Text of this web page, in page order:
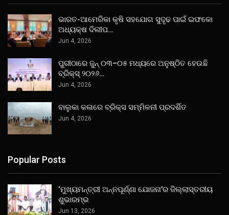
ଭାରତ-ଆମେରିକା କୃଷି ସହଯୋଗ ସୁଦୃଢ ପାଇଁ ଇଫକୋ
ଅଧ୍ୟକ୍ଷ ଦିଲୀପ…
Jun 4, 2026
ପୁରୀଠାରେ ଜୁନ୍ ୦୩–୦୫ ମଧ୍ୟରେ ଅନୁଷ୍ଠିତ ହେଉଛି
ବ୍ରିକ୍ସ୍ ୨୦୨୬…
Jun 4, 2026
ବାଲୁକା କଳାରେ ବ୍ରିକ୍ସ ସମ୍ମିଳନୀ ପ୍ରଦର୍ଶିତ
Jun 4, 2026
Popular Posts
‘ମୁଖ୍ୟମନ୍ତ୍ରୀ ଅନ୍ନପୂର୍ଣ୍ଣା ଯୋଜନା’ର ଜିଲ୍ଲାସ୍ତରୀୟ
ଶୁଭାରମ୍ଭ
Jun 13, 2026